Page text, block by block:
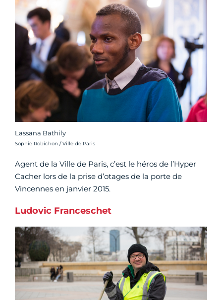
Lassana Bathily
Crédit photo :
Sophie Robichon / Ville de Paris
Agent de la Ville de Paris, c’est le héros de l’Hyper
Cacher lors de la prise d’otages de la porte de
Vincennes en janvier 2015.
Ludovic Franceschet